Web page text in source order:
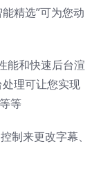
精选”可为您动
能和快速后台渲
理可让您实现
等
制来更改字幕、